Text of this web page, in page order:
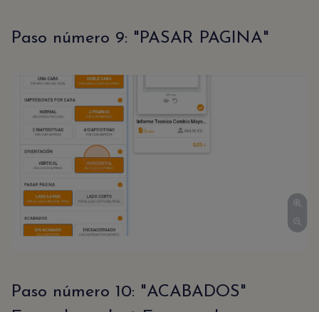
Paso número 9: "PASAR PAGINA"
Paso número 10: "ACABADOS"